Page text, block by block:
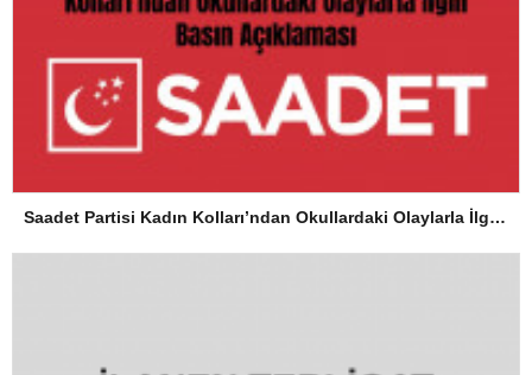
Saadet Partisi Kadın Kolları’ndan Okullardaki Olaylarla İlgili Basın Açıklaması